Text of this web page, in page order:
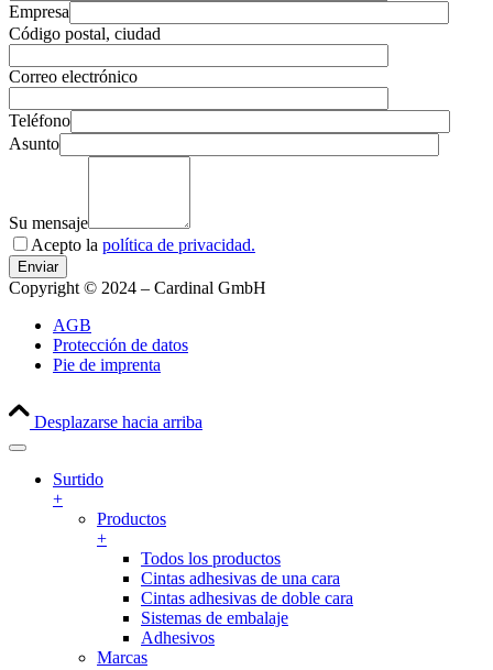
Empresa
Código postal, ciudad
Correo electrónico
Teléfono
Asunto
Su mensaje
Acepto la política de privacidad.
Bitte lassen Sie dieses Feld leer
Copyright © 2024 – Cardinal GmbH
AGB
Protección de datos
Pie de imprenta
Desplazarse hacia arriba
Surtido
+
Productos
+
Todos los productos
Cintas adhesivas de una cara
Cintas adhesivas de doble cara
Sistemas de embalaje
Adhesivos
Marcas